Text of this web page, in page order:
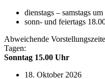
dienstags – samstags
sonn- und feiertags
Abweichende
Tagen:
Sonntag 15.00 Uhr
18. Oktober 2026